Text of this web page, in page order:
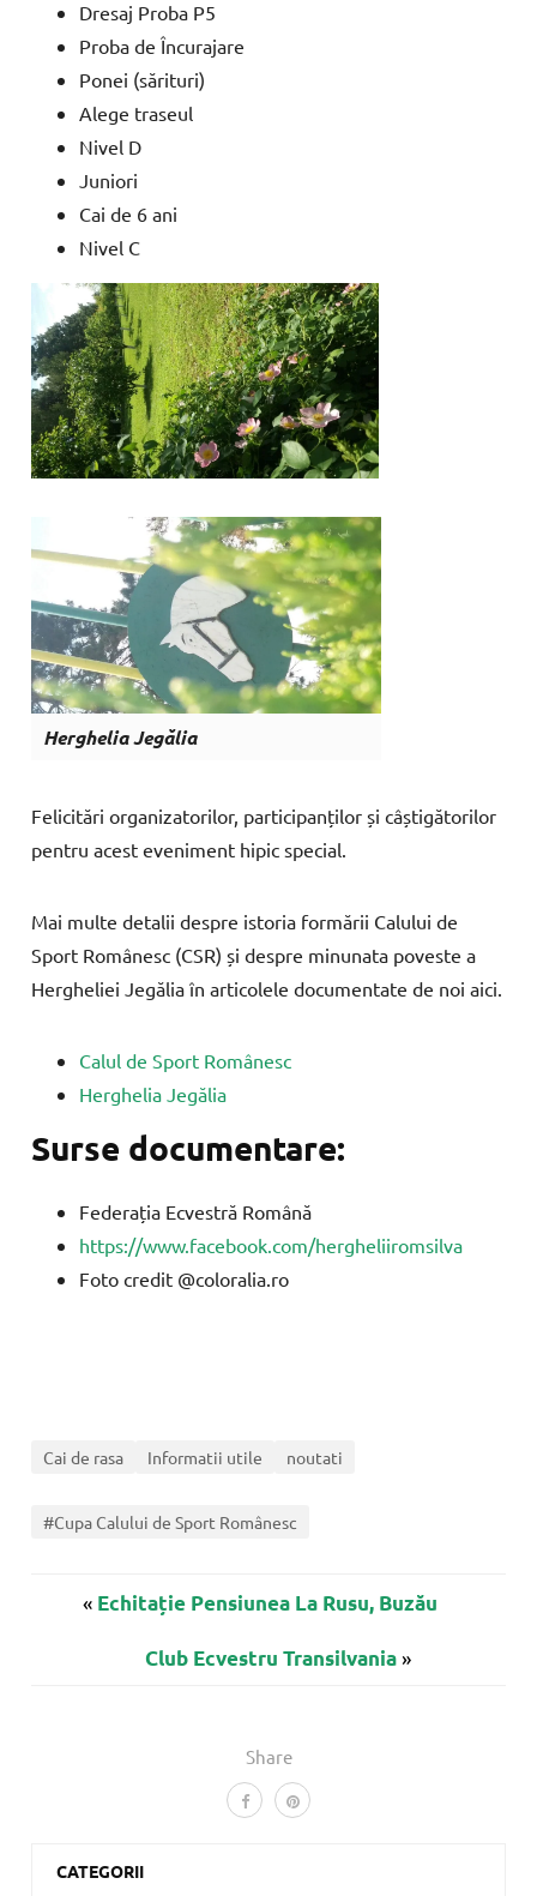
Share
Dresaj Proba P5
Proba de Încurajare
Ponei (sărituri)
Alege traseul
Nivel D
Juniori
Cai de 6 ani
Nivel C
Herghelia Jegălia
Felicitări organizatorilor, participanților și câștigătorilor
pentru acest eveniment hipic special.
Mai multe detalii despre istoria formării Calului de
Sport Românesc (CSR) și despre minunata poveste a
Hergheliei Jegălia în articolele documentate de noi aici.
Calul de Sport Românesc
Herghelia Jegălia
Surse documentare:
Federația Ecvestră Română
https://www.facebook.com/hergheliiromsilva
Foto credit @coloralia.ro
Cai de rasa Informatii utile noutati
#Cupa Calului de Sport Românesc
« Echitație Pensiunea La Rusu, Buzău
Club Ecvestru Transilvania»
CATEGORII